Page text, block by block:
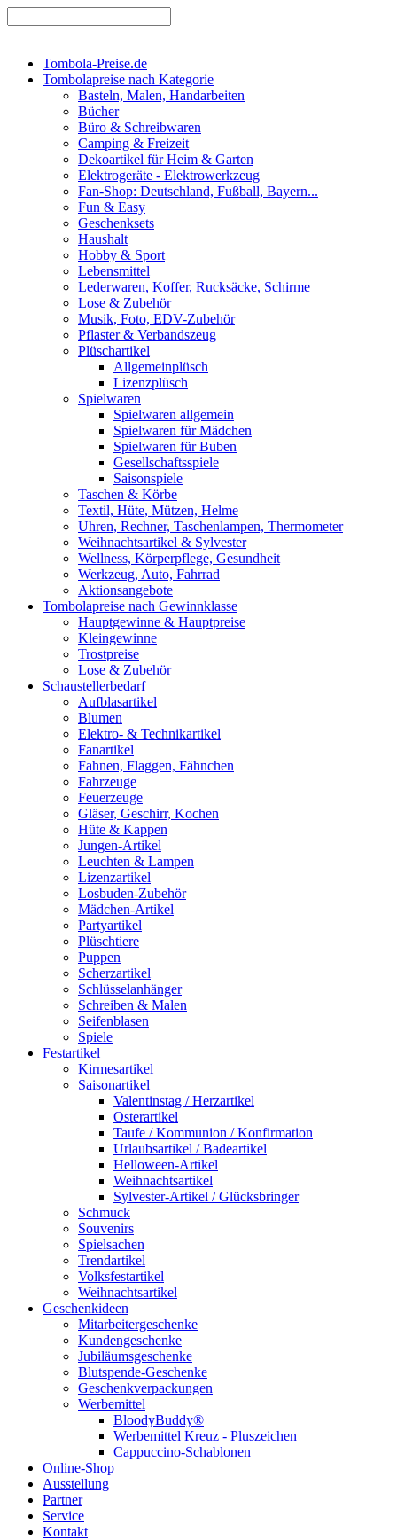
Tombola-Preise.de
Tombolapreise nach Kategorie
Basteln, Malen, Handarbeiten
Bücher
Büro & Schreibwaren
Camping & Freizeit
Dekoartikel für Heim & Garten
Elektrogeräte - Elektrowerkzeug
Fan-Shop: Deutschland, Fußball, Bayern...
Fun & Easy
Geschenksets
Haushalt
Hobby & Sport
Lebensmittel
Lederwaren, Koffer, Rucksäcke, Schirme
Lose & Zubehör
Musik, Foto, EDV-Zubehör
Pflaster & Verbandszeug
Plüschartikel
Allgemeinplüsch
Lizenzplüsch
Spielwaren
Spielwaren allgemein
Spielwaren für Mädchen
Spielwaren für Buben
Gesellschaftsspiele
Saisonspiele
Taschen & Körbe
Textil, Hüte, Mützen, Helme
Uhren, Rechner, Taschenlampen, Thermometer
Weihnachtsartikel & Sylvester
Wellness, Körperpflege, Gesundheit
Werkzeug, Auto, Fahrrad
Aktionsangebote
Tombolapreise nach Gewinnklasse
Hauptgewinne & Hauptpreise
Kleingewinne
Trostpreise
Lose & Zubehör
Schaustellerbedarf
Aufblasartikel
Blumen
Elektro- & Technikartikel
Fanartikel
Fahnen, Flaggen, Fähnchen
Fahrzeuge
Feuerzeuge
Gläser, Geschirr, Kochen
Hüte & Kappen
Jungen-Artikel
Leuchten & Lampen
Lizenzartikel
Losbuden-Zubehör
Mädchen-Artikel
Partyartikel
Plüschtiere
Puppen
Scherzartikel
Schlüsselanhänger
Schreiben & Malen
Seifenblasen
Spiele
Festartikel
Kirmesartikel
Saisonartikel
Valentinstag / Herzartikel
Osterartikel
Taufe / Kommunion / Konfirmation
Urlaubsartikel / Badeartikel
Helloween-Artikel
Weihnachtsartikel
Sylvester-Artikel / Glücksbringer
Schmuck
Souvenirs
Spielsachen
Trendartikel
Volksfestartikel
Weihnachtsartikel
Geschenkideen
Mitarbeitergeschenke
Kundengeschenke
Jubiläumsgeschenke
Blutspende-Geschenke
Geschenkverpackungen
Werbemittel
BloodyBuddy®
Werbemittel Kreuz - Pluszeichen
Cappuccino-Schablonen
Online-Shop
Ausstellung
Partner
Service
Kontakt